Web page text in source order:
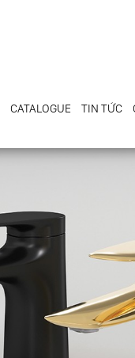
CATALOGUE TIN TỨC